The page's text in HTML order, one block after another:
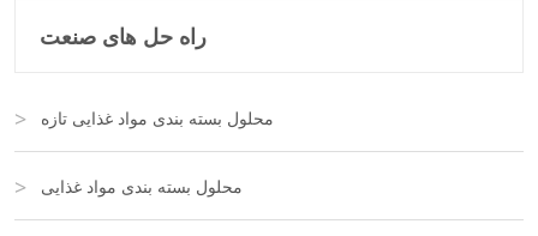
راه حل های صنعت
محلول بسته بندی مواد غذایی تازه
محلول بسته بندی مواد غذایی